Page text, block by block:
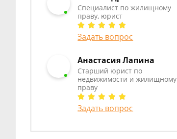
Специалист по жилищному
праву, юрист
Задать вопрос
Анастасия Лапина
Старший юрист по
недвижимости и жилищному
праву
Задать вопрос